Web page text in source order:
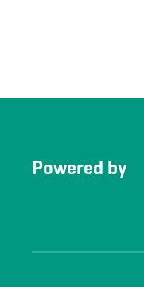
Powered by